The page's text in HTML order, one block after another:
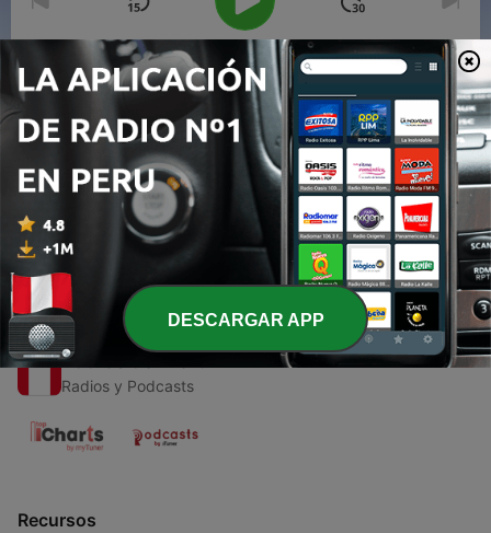
00:00
Episodios
1 - Antología - ¿Maquiavelo tenía razón?
23 sep. 2020
Radios del Perú
Radios y Podcasts
Recursos
DESCARGAR APP